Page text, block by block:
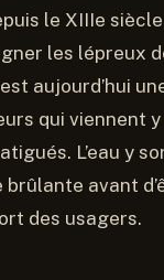
le XIIIe
les lépreux
aujourd’hui
qui viennent
L’eau y
avant
des usagers.